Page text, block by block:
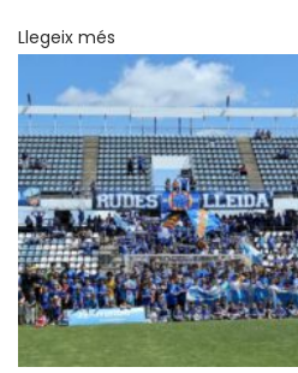
s
i
t
u
t
-
E
s
c
Llegeix més